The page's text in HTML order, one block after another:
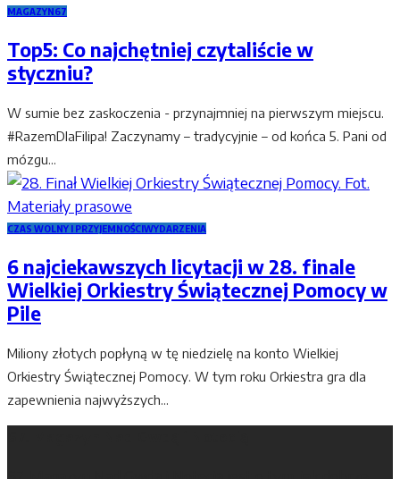
MAGAZYN67
Top5: Co najchętniej czytaliście w
styczniu?
W sumie bez zaskoczenia - przynajmniej na pierwszym miejscu.
#RazemDlaFilipa! Zaczynamy – tradycyjnie – od końca 5. Pani od
mózgu...
CZAS WOLNY I PRZYJEMNOŚCIWYDARZENIA
6 najciekawszych licytacji w 28. finale
Wielkiej Orkiestry Świątecznej Pomocy w
Pile
Miliony złotych popłyną w tę niedzielę na konto Wielkiej
Orkiestry Świątecznej Pomocy. W tym roku Orkiestra gra dla
zapewnienia najwyższych...